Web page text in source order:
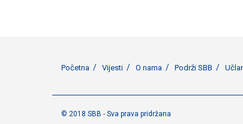
Početna Vijesti O nama Podrži SBB
© 2018 SBB - Sva prava pridržana